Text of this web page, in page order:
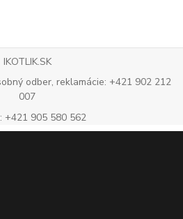
IKOTLIK.SK
odber, reklamácie: +421 902 212
007
+421 905 580 562